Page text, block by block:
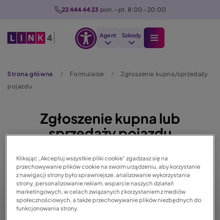
22 444 44 23 pon. - pt. 8:00 - 20:00
dostępności
Agent Szkody
Strona główna Formularze
Zgłoszenie kupna/sprzedaży
pojazdu
Zgłoszenie kupna lub
sprzedaży pojazdu
Co chcesz zgłosić?
Klikając „Akceptuj wszystkie pliki cookie” zgadzasz się na
przechowywanie plików cookie na swoim urządzeniu, aby korzystanie
z nawigacji strony było sprawniejsze, analizowanie wykorzystania
strony, personalizowanie reklam, wsparcie naszych działań
marketingowych, w celach związanych z korzystaniem z mediów
społecznościowych, a także przechowywanie plików niezbędnych do
funkcjonowania strony.